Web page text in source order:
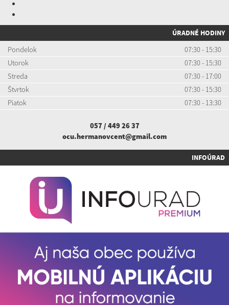
ÚRADNÉ HODINY
Pondelok
07:30 - 15:30
Utorok
07:30 - 15:30
Streda
07:30 - 17:00
Štvrtok
07:30 - 15:30
Piatok
07:30 - 13:30
057 / 449 26 37
ocu.hermanovcent@gmail.com
INFOÚRAD